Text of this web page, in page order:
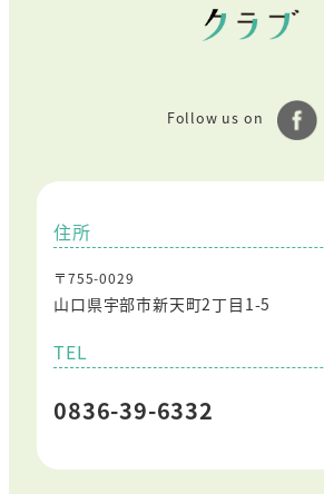
Follow us on
住所
〒755-0029
山口県宇部市新天町2丁目1-5
TEL
0836-39-6332